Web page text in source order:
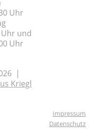
Uhr
Uhr und
Uhr
|
Kriegl
Impressum
Datenschutz